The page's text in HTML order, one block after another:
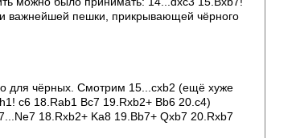
важнейшей пешки, прикрывающей чёрного
для чёрных. Смотрим 15...cxb2 (ещё хуже
c6 18.Rab1 Bc7 19.Rxb2+ Bb6 20.c4)
18.Rxb2+ Ka8 19.Bb7+ Qxb7 20.Rxb7